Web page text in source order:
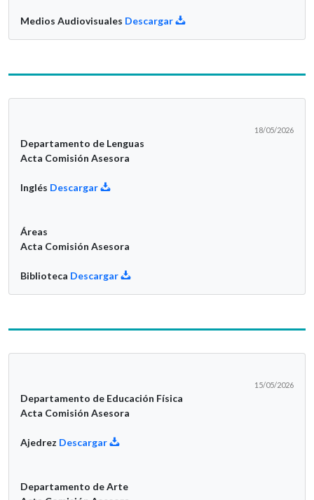
Medios Audiovisuales Descargar
18/05/2026
Departamento de Lenguas
Acta Comisión Asesora
Inglés Descargar
Áreas
Acta Comisión Asesora
Biblioteca Descargar
15/05/2026
Departamento de Educación Física
Acta Comisión Asesora
Ajedrez Descargar
Departamento de Arte